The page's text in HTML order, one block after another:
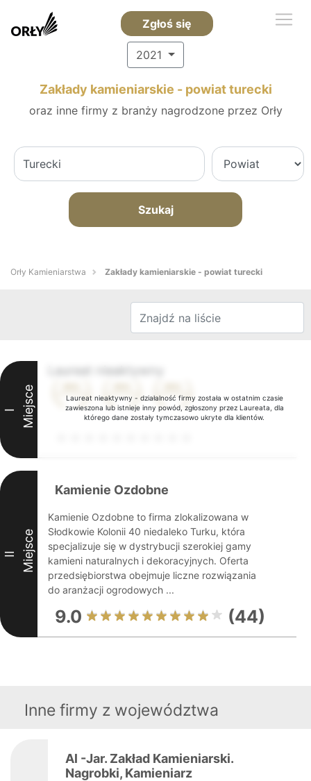
Zgłoś się
2021
Zakłady kamieniarskie - powiat turecki
oraz inne firmy z branży nagrodzone przez Orły
Szukaj
Orły Kamieniarstwa Zakłady kamieniarskie - powiat turecki
Laureat nieaktywny - działalność firmy została w ostatnim czasie
zawieszona lub istnieje inny powód, zgłoszony przez Laureata, dla
którego dane zostały tymczasowo ukryte dla klientów.
I Miejsce
II Miejsce
Kamienie Ozdobne
Kamienie Ozdobne to firma zlokalizowana w
Słodkowie Kolonii 40 niedaleko Turku, która
specjalizuje się w dystrybucji szerokiej gamy
kamieni naturalnych i dekoracyjnych. Oferta
przedsiębiorstwa obejmuje liczne rozwiązania
do aranżacji ogrodowych ...
9.0 (44)
Inne firmy z województwa
Al -Jar. Zakład Kamieniarski.
Nagrobki, Kamieniarz